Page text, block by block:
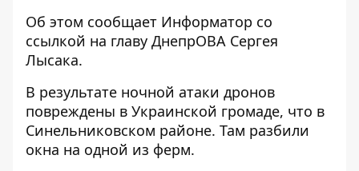
Об этом сообщает Информатор со
ссылкой на главу ДнепрОВА Сергея
Лысака.
В результате ночной атаки дронов
повреждены в Украинской громаде, что в
Синельниковском районе. Там разбили
окна на одной из ферм.